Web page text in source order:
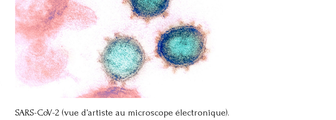
SARS-CoV-2 (vue d’artiste au microscope électronique).